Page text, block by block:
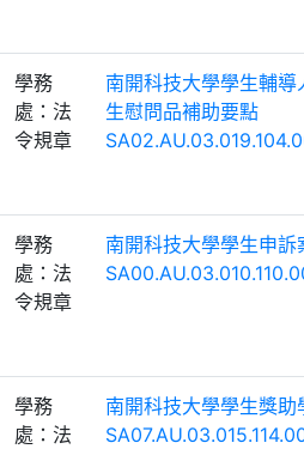
學務
處：法
令規章
南開科技大學學生輔
生慰問品補助要點
學務
處：法
令規章
南開科技大學學生申訴
學務
處：法
南開科技大學學生獎助